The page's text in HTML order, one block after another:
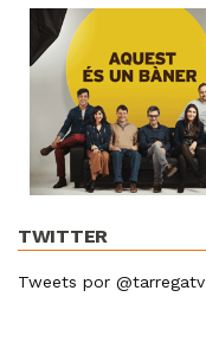
TWITTER
Tweets por @tarregatv